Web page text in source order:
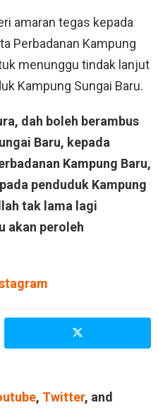
amaran tegas kepada
Perbadanan Kampung
menunggu tindak lanjut
Kampung Sungai Baru.
dah boleh berambus
Baru, kepada
Kampung Baru,
penduduk Kampung
tak lama lagi
akan peroleh
, Twitter, and